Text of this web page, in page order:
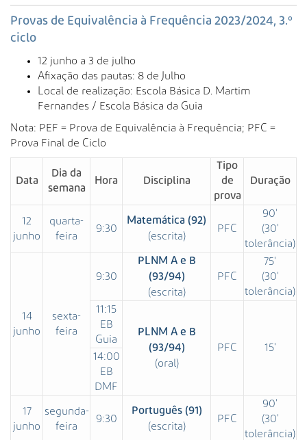
a
v
a
…
Provas de Equivalência à Frequência 2023/2024, 3.º
ciclo
12 junho a 3 de julho
Afixação das pautas: 8 de Julho
Local de realização: Escola Básica D. Martim
Fernandes / Escola Básica da Guia
Nota: PEF = Prova de Equivalência à Frequência; PFC =
Prova Final de Ciclo
Data
Dia da
semana
Hora Disciplina
Tipo
de
prova
Duração
12
junho
quarta-
feira
9:30
Matemática (92)
(escrita)
PFC
90'
(30'
tolerância)
14
junho
sexta-
feira
9:30
PLNM A e B
(93/94)
(escrita)
PFC
75'
(30'
tolerância)
11:15
EB
Guia
PLNM A e B
(93/94)
(oral)
PFC
15'
14:00
EB
DMF
17
junho
segunda-
feira
9:30
Português (91)
(escrita)
PFC
90'
(30'
tolerância)